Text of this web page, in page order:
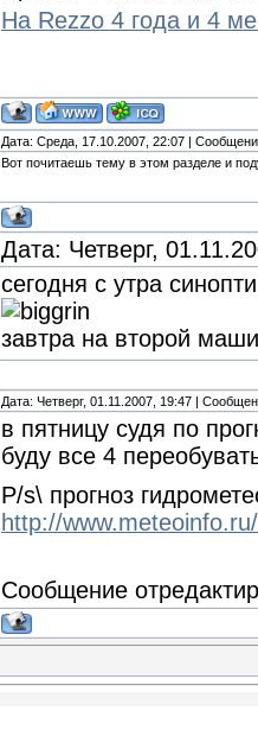
На Rezzo 4 года и 4
Дата: Среда, 17.10.2007, 22:07 |
Вот почитаешь тему в этом разделе и
Дата: Четверг,
сегодня с утра
завтра на второй
Дата: Четверг, 01.11.2007, 19:47 |
в пятницу судя по
буду все 4
P/s\ прогноз
http://
Сообщение